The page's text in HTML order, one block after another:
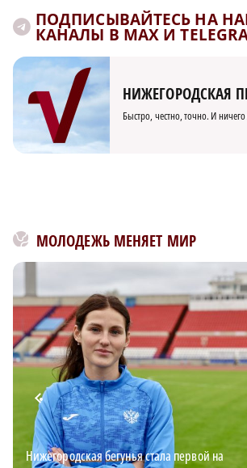
ПОДПИСЫВАЙТЕСЬ НА
КАНАЛЫ В MAX И
НИЖЕГОРОДСКАЯ
Быстро, честно, точно. И
МОЛОДЕЖЬ МЕНЯЕТ МИР
Нижегородская бегунья стала первой на